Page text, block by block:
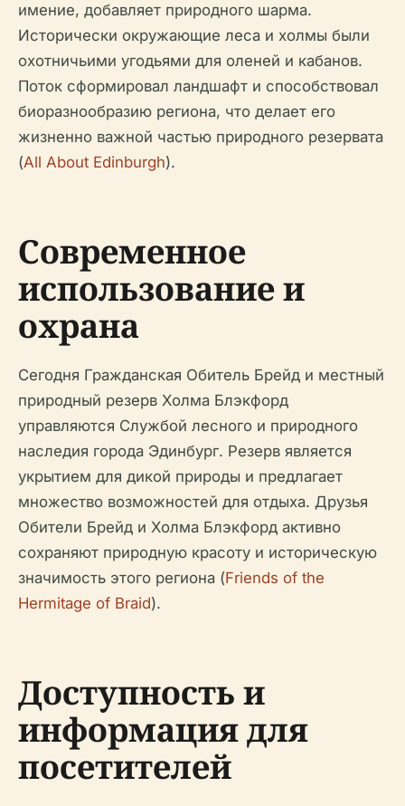
имение, добавляет природного шарма.
Исторически окружающие леса и холмы были
охотничьими угодьями для оленей и кабанов.
Поток сформировал ландшафт и способствовал
биоразнообразию региона, что делает его
жизненно важной частью природного резервата
(All About Edinburgh).
Современное
использование и
охрана
Сегодня Гражданская Обитель Брейд и местный
природный резерв Холма Блэкфорд
управляются Службой лесного и природного
наследия города Эдинбург. Резерв является
укрытием для дикой природы и предлагает
множество возможностей для отдыха. Друзья
Обители Брейд и Холма Блэкфорд активно
сохраняют природную красоту и историческую
значимость этого региона (Friends of the
Hermitage of Braid).
Доступность и
информация для
посетителей